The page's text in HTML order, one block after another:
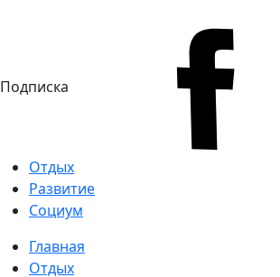
Подписка
Отдых
Развитие
Социум
Главная
Отдых